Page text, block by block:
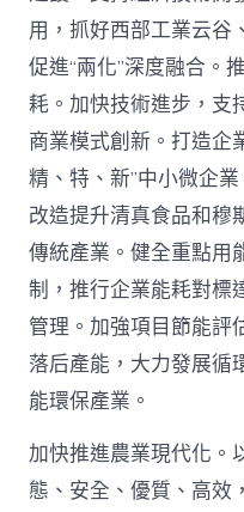
用，抓好西部工業云谷
促進“兩化”深度融合。
耗。加快技術進步，支
商業模式創新。打造企
精、特、新”中小微企
改造提升清真食品和穆
傳統產業。健全重點用
制，推行企業能耗對標
管理。加強項目節能評
落后產能，大力發展循
能環保產業。
加快推進農業現代化。
態、安全、優質、高效